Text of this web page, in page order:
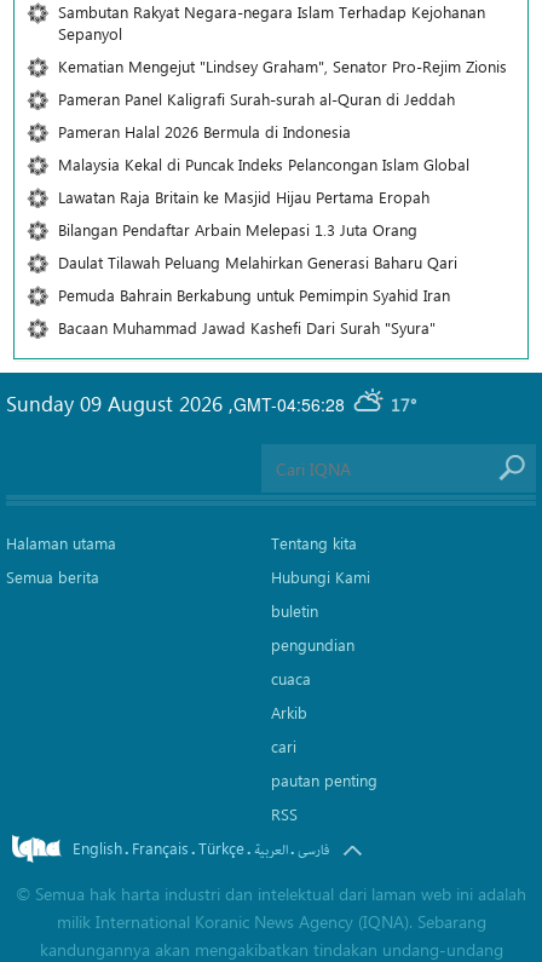
Sambutan Rakyat Negara-negara Islam Terhadap Kejohanan
Sepanyol
Kematian Mengejut "Lindsey Graham", Senator Pro-Rejim Zionis
Pameran Panel Kaligrafi Surah-surah al-Quran di Jeddah
Pameran Halal 2026 Bermula di Indonesia
Malaysia Kekal di Puncak Indeks Pelancongan Islam Global
Lawatan Raja Britain ke Masjid Hijau Pertama Eropah
Bilangan Pendaftar Arbain Melepasi 1.3 Juta Orang
Daulat Tilawah Peluang Melahirkan Generasi Baharu Qari
Pemuda Bahrain Berkabung untuk Pemimpin Syahid Iran
Bacaan Muhammad Jawad Kashefi Dari Surah "Syura"
GMT-04:56:28 17°
Sunday 09 August 2026 ,
Halaman utama
Semua berita
Tentang kita
Hubungi Kami
buletin
pengundian
cuaca
Arkib
cari
pautan penting
RSS
English. Français.Türkçe. العربیة.فارسی
© Semua hak harta industri dan intelektual dari laman web ini adalah
milik International Koranic News Agency (IQNA). Sebarang
kandungannya akan mengakibatkan tindakan undang-undang